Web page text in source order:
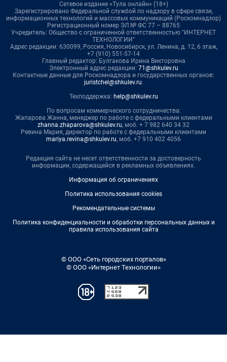
Сетевое издание «Тула онлайн» (18+)
Зарегистрировано Федеральной службой по надзору в сфере связи,
информационных технологий и массовых коммуникаций (Роскомнадзор)
Регистрационный номер ЭЛ № ФС 77 – 88765
Учредитель: Общество с ограниченной ответственностью "ИНТЕРНЕТ
ТЕХНОЛОГИИ"
Адрес редакции: 630099, Россия, Новосибирск, ул. Ленина, д. 12, 6 этаж,
+7 (910) 551-57-14
Главный редактор: Булгакова Ирина Викторовна
Электронный адрес редакции: 71@shkulev.ru
Контактные данные для Роскомнадзора и государственных органов:
juristchel@shkulev.ru.
Техподдержка: help@shkulev.ru
По вопросам коммерческого сотрудничества:
Жапарова Жанна, менеджер по работе с федеральными клиентами
zhanna.zhaparova@shkulev.ru, моб. + 7 982 640 34 32
Ревина Мария, директор по работе с федеральными клиентами
mariya.revina@shkulev.ru, моб. +7 910 402 4056
Редакция сайта не несет ответственности за достоверность
информации, содержащейся в рекламных объявлениях.
Информация об ограничениях
Политика использования cookies
Рекомендательные системы
Политика конфиденциальности и обработки персональных данных и
правила использования сайта
© ООО «Сеть городских порталов»
© ООО «Интернет Технологии»